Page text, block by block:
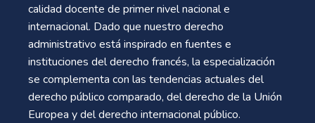
calidad docente de primer nivel nacional e
internacional. Dado que nuestro derecho
administrativo está inspirado en fuentes e
instituciones del derecho francés, la especialización
se complementa con las tendencias actuales del
derecho público comparado, del derecho de la Unión
Europea y del derecho internacional público.